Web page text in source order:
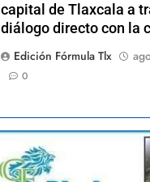
capital de Tlaxcala a
diálogo directo con la
Edición Fórmula Tlx
0